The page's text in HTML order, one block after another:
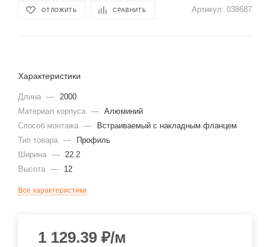
ОТЛОЖИТЬ СРАВНИТЬ Артикул: 038687
Характеристики
Длина — 2000
Материал корпуса — Алюминий
Способ монтажа —
Встраиваемый с накладным фланцем
Тип товара —
Профиль
Ширина — 22.2
Высота — 12
Все характеристики
1 129.39 ₽/м